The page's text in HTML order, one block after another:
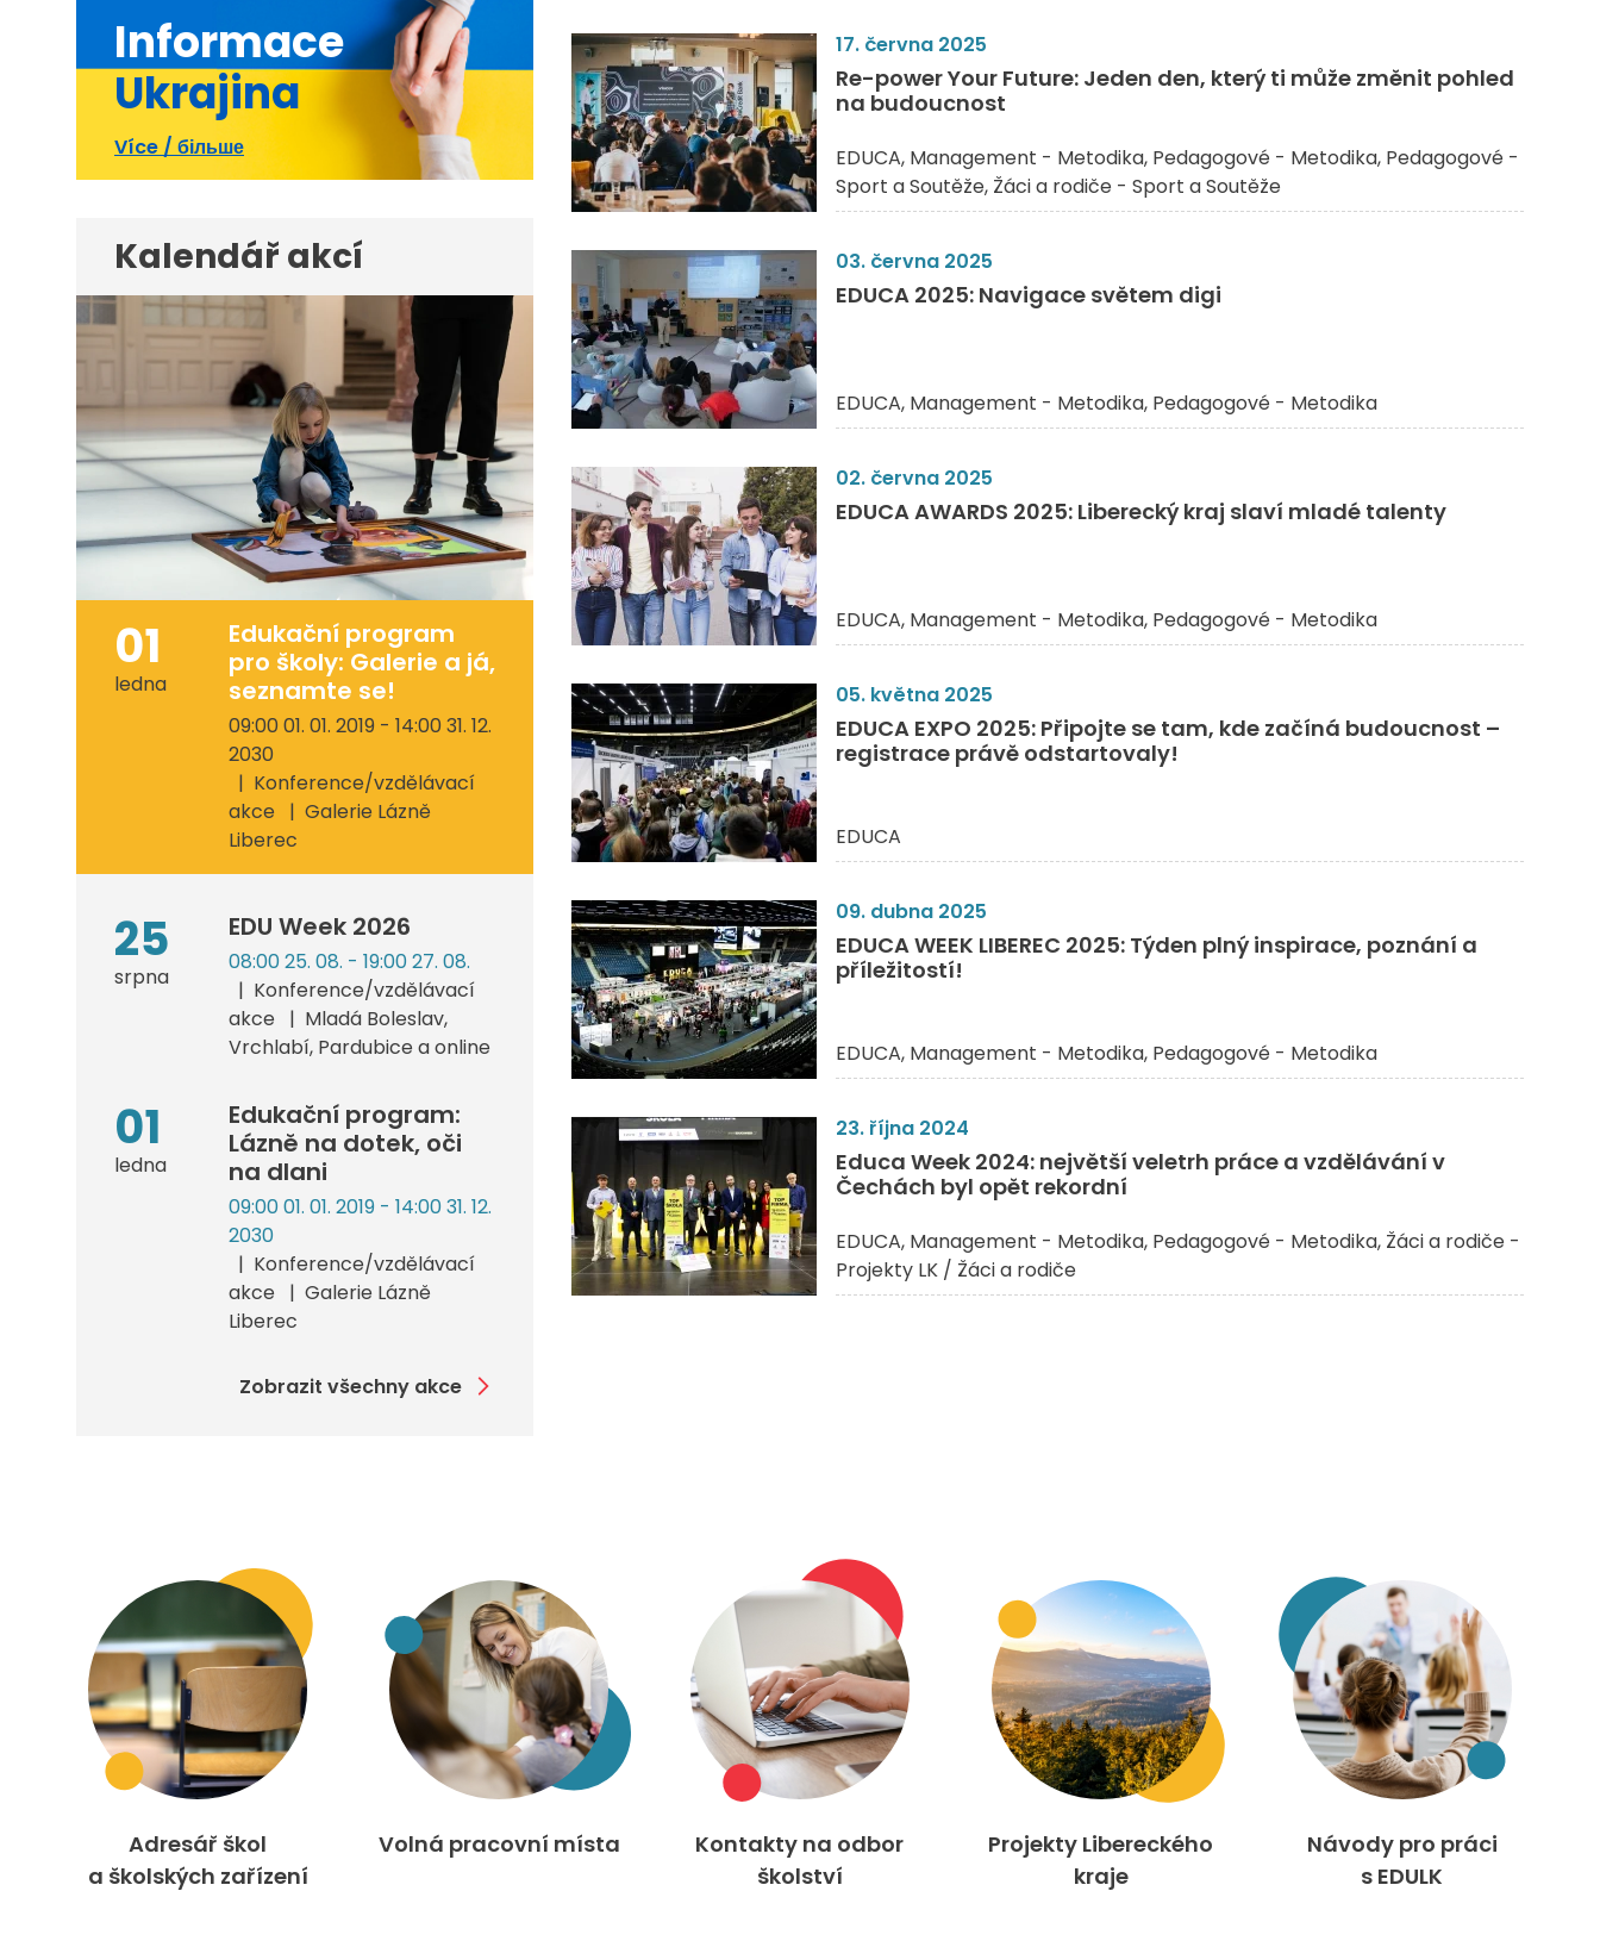
17. června 2025
Re-power Your Future: Jeden den, který ti může změnit pohled
na budoucnost
EDUCA Management - Metodika Pedagogové - Metodika Pedagogové -
Sport a Soutěže Žáci a rodiče - Sport a Soutěže
03. června 2025
EDUCA 2025: Navigace světem digi
EDUCA Management - Metodika Pedagogové - Metodika
02. června 2025
EDUCA AWARDS 2025: Liberecký kraj slaví mladé talenty
EDUCA Management - Metodika Pedagogové - Metodika
05. května 2025
EDUCA EXPO 2025: Připojte se tam, kde začíná budoucnost –
registrace právě odstartovaly!
EDUCA
09. dubna 2025
EDUCA WEEK LIBEREC 2025: Týden plný inspirace, poznání a
příležitostí!
EDUCA Management - Metodika Pedagogové - Metodika
23. října 2024
Educa Week 2024: největší veletrh práce a vzdělávání v
Čechách byl opět rekordní
EDUCA Management - Metodika Pedagogové - Metodika Žáci a rodiče -
Projekty LK / Žáci a rodiče
Informace
Ukrajina
Více / більше
Kalendář akcí
01
ledna
Edukační program
pro školy: Galerie a já,
seznamte se!
09:00 01. 01. 2019 - 14:00 31. 12.
2030
Konference/vzdělávací
akce
Galerie Lázně
Liberec
25
srpna
EDU Week 2026
08:00 25. 08. - 19:00 27. 08.
Konference/vzdělávací
akce
Mladá Boleslav,
Vrchlabí, Pardubice a online
01
ledna
Edukační program:
Lázně na dotek, oči
na dlani
09:00 01. 01. 2019 - 14:00 31. 12.
2030
Konference/vzdělávací
akce
Galerie Lázně
Liberec
Zobrazit všechny akce
Adresář škol
a školských zařízení
Volná pracovní místa
Kontakty na odbor
školství
Projekty Libereckého
kraje
Návody pro práci
s EDULK